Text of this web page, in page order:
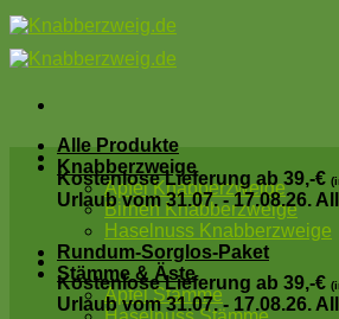
Skip
to
content
Alle Produkte
Knabberzweige
Apfel Knabberzweige
Birnen Knabberzweige
Haselnuss Knabberzweige
Rundum-Sorglos-Paket
Stämme & Äste
Apfel Stämme
Kostenlose Lieferung ab 39,-€
Urlaub vom 31.07. - 17.08.26.
Kostenlose Lieferung ab 39,-€
Urlaub vom 31.07. - 17.08.26.